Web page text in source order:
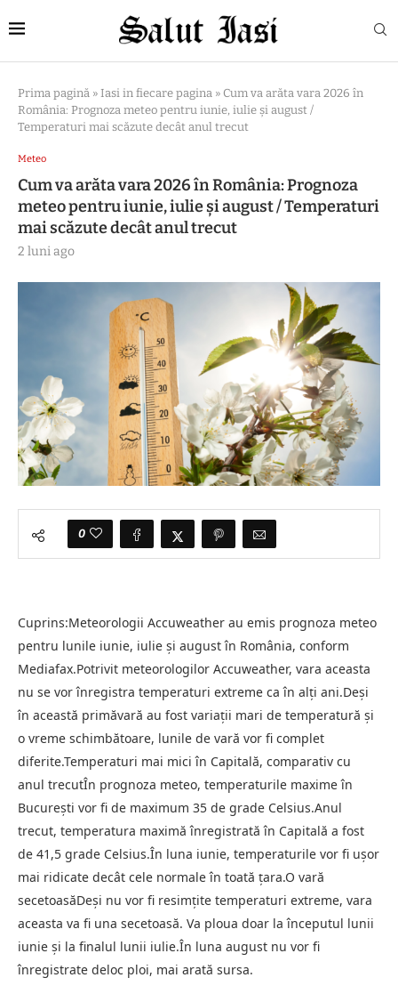
Prima pagină » Iasi in fiecare pagina » Cum va arăta vara 2026 în
România: Prognoza meteo pentru iunie, iulie și august /
Temperaturi mai scăzute decât anul trecut
Meteo
Cum va arăta vara 2026 în România: Prognoza
meteo pentru iunie, iulie și august / Temperaturi
mai scăzute decât anul trecut
2 luni ago
0
Cuprins:Meteorologii Accuweather au emis prognoza meteo
pentru lunile iunie, iulie și august în România, conform
Mediafax.Potrivit meteorologilor Accuweather, vara aceasta
nu se vor înregistra temperaturi extreme ca în alți ani.Deși
în această primăvară au fost variații mari de temperatură și
o vreme schimbătoare, lunile de vară vor fi complet
diferite.Temperaturi mai mici în Capitală, comparativ cu
anul trecutÎn prognoza meteo, temperaturile maxime în
București vor fi de maximum 35 de grade Celsius.Anul
trecut, temperatura maximă înregistrată în Capitală a fost
de 41,5 grade Celsius.În luna iunie, temperaturile vor fi ușor
mai ridicate decât cele normale în toată țara.O vară
secetoasăDeși nu vor fi resimțite temperaturi extreme, vara
aceasta va fi una secetoasă. Va ploua doar la începutul lunii
iunie și la finalul lunii iulie.În luna august nu vor fi
înregistrate deloc ploi, mai arată sursa.